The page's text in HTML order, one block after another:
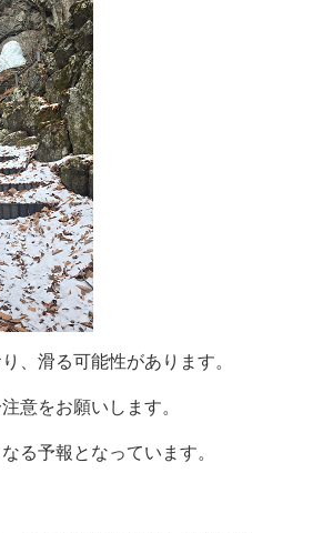
、滑る可能性があります。
意をお願いします。
る予報となっています。